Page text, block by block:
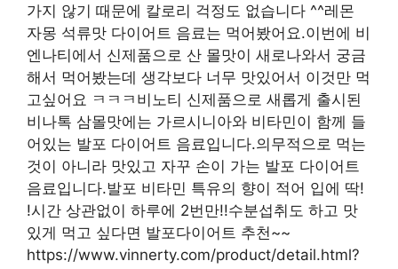
가지 않기 때문에 칼로리 걱정도 없습니다 ^^레몬
자몽 석류맛 다이어트 음료는 먹어봤어요.이번에 비
엔나티에서 신제품으로 산 몰맛이 새로나와서 궁금
해서 먹어봤는데 생각보다 너무 맛있어서 이것만 먹
고싶어요 ㅋㅋㅋ비노티 신제품으로 새롭게 출시된
비나톡 삼몰맛에는 가르시니아와 비타민이 함께 들
어있는 발포 다이어트 음료입니다.의무적으로 먹는
것이 아니라 맛있고 자꾸 손이 가는 발포 다이어트
음료입니다.발포 비타민 특유의 향이 적어 입에 딱!
!시간 상관없이 하루에 2번만!!수분섭취도 하고 맛
있게 먹고 싶다면 발포다이어트 추천~~
https://www.vinnerty.com/product/detail.html?